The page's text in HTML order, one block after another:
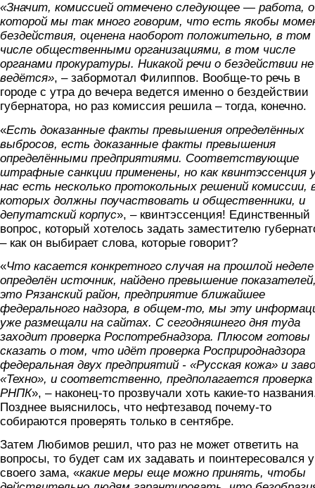
«Значит, комиссией отмечено следующее — работа, о
которой мы так много говорим, что есть якобы
бездействия, оценена наоборот положительно, в том
числе общественными организациями, в том числе
органами прокуратуры. Никакой речи о бездействии не
ведётся», – забормотал Филиппов. Вообще-то речь в
городе с утра до вечера ведется именно о бездействии
губернатора, но раз комиссия решила – тогда, конечно.
«Есть доказанные факты превышения определённых
выбросов, есть доказанные факты превышения
определёнными предприятиями. Соответствующие
штрафные санкции применены, но как квинтэссенция
нас есть несколько протокольных решений комиссии,
которых должны поучаствовать и общественники, и
депутатский корпус», – квинтэссенция! Единственный
вопрос, который хотелось задать заместителю
– как он выбирает слова, которые говорит?
«Что касается конкретного случая на прошлой
определён источник, найдено превышение
это Рязанский район, предприятие ближайшее
федерального надзора, в общем-то, мы эту
уже размещали на сайтах. С сегодняшнего дня туда
заходит проверка Роспотребнадзора. Плюсом готовы
сказать о том, что идёт проверка Росприроднадзора
федеральная двух предприятий - «Русская кожа» и
«Техно», и соответственно, предполагается проверка
РНПК», – наконец-то прозвучали хоть какие-то
Позднее выяснилось, что нефтезавод почему-то
собираются проверять только в сентябре.
Затем Любимов решил, что раз не может ответить на
вопросы, то будет сам их задавать и поинтересовался у
своего зама, «какие меры еще можно принять, чтобы